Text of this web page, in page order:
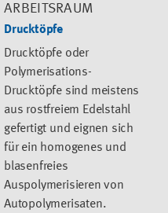
ARBEITSRAUM
Drucktöpfe
Drucktöpfe oder
Polymerisations-
Drucktöpfe sind meistens
aus rostfreiem Edelstahl
gefertigt und eignen sich
für ein homogenes und
blasenfreies
Auspolymerisieren von
Autopolymerisaten.